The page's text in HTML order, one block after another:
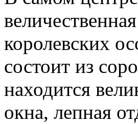
королевских
состоит из
находится
окна, лепная